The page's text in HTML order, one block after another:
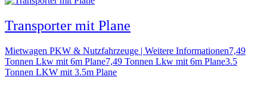
Transporter mit Plane
Mietwagen PKW & Nutzfahrzeuge | Weitere Informationen7,49
Tonnen Lkw mit 6m Plane7,49 Tonnen Lkw mit 6m Plane3.5
Tonnen LKW mit 3.5m Plane